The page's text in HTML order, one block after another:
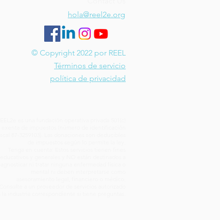
y apoyar la
emocional en
hola@reel2e.org
© Copyright 2022 por REEL
Términos de servicio
política de privacidad